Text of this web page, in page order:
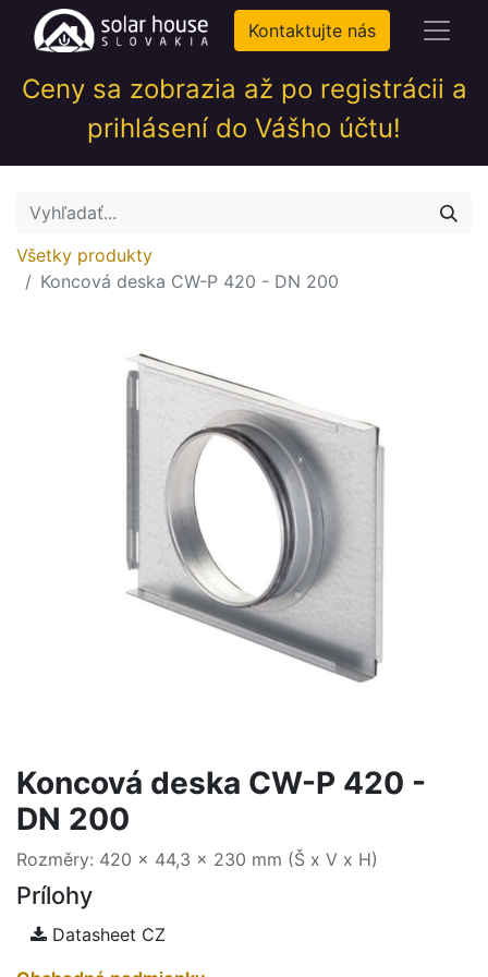
Kontaktujte nás
Ceny sa zobrazia až po registrácii a
prihlásení do Vášho účtu!
Všetky produkty
Koncová deska CW-P 420 - DN 200
Koncová deska CW-P 420 -
DN 200
Rozměry: 420 x 44,3 x 230 mm (Š x V x H)
Prílohy
Datasheet CZ